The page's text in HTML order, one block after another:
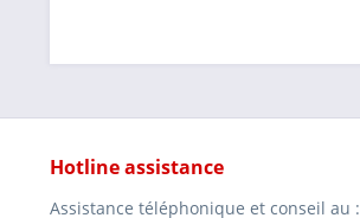
Hotline assistance
Assistance téléphonique et conseil au :